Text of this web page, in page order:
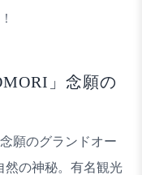
」念願の
願のグランドオー
然の神秘。有名観光